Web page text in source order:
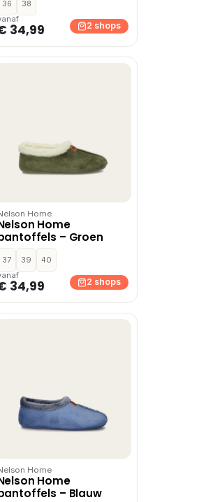
36
38
34,99 2 shops
Home
Home
– Groen
37 39
40
34,99 2 shops
Home
Home
– Blauw